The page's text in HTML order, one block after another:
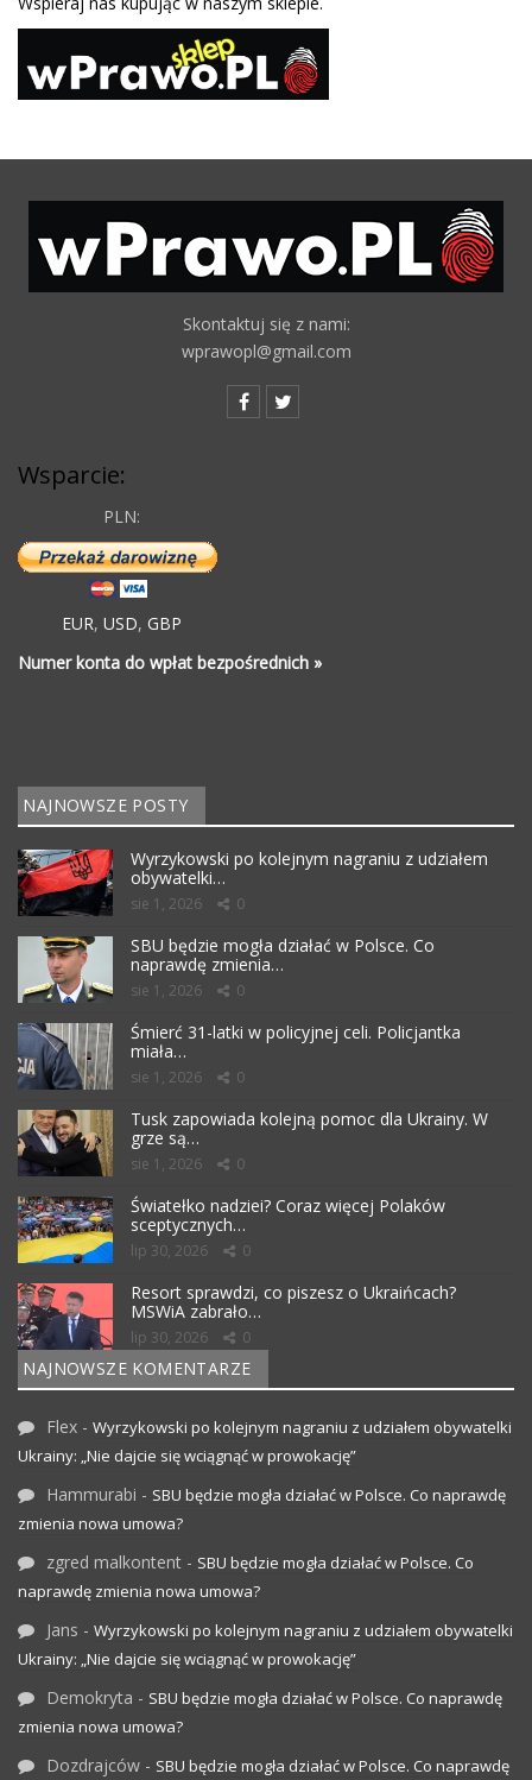
Skontaktuj się z nami:
wprawopl@gmail.com
Wsparcie:
PLN:
EUR, USD, GBP
Numer konta do wpłat bezpośrednich »
NAJNOWSZE POSTY
Wyrzykowski po kolejnym nagraniu z udziałem
obywatelki…
sie 1, 2026 0
SBU będzie mogła działać w Polsce. Co
naprawdę zmienia…
sie 1, 2026 0
Śmierć 31-latki w policyjnej celi. Policjantka
miała…
sie 1, 2026 0
Tusk zapowiada kolejną pomoc dla Ukrainy. W
grze są…
sie 1, 2026 0
Światełko nadziei? Coraz więcej Polaków
sceptycznych…
lip 30, 2026 0
Resort sprawdzi, co piszesz o Ukraińcach?
MSWiA zabrało…
lip 30, 2026 0
NAJNOWSZE KOMENTARZE
Flex - Wyrzykowski po kolejnym nagraniu z udziałem obywatelki
Ukrainy: „Nie dajcie się wciągnąć w prowokację”
Hammurabi - SBU będzie mogła działać w Polsce. Co naprawdę
zmienia nowa umowa?
zgred malkontent - SBU będzie mogła działać w Polsce. Co
naprawdę zmienia nowa umowa?
Jans - Wyrzykowski po kolejnym nagraniu z udziałem obywatelki
Ukrainy: „Nie dajcie się wciągnąć w prowokację”
Demokryta - SBU będzie mogła działać w Polsce. Co naprawdę
zmienia nowa umowa?
Dozdrajców - SBU będzie mogła działać w Polsce. Co naprawdę